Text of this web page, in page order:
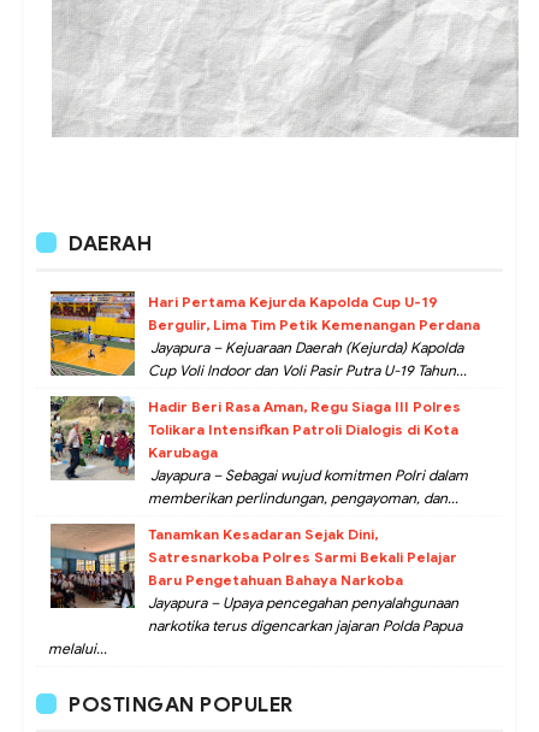
DAERAH
Hari Pertama Kejurda Kapolda Cup U-19
Bergulir, Lima Tim Petik Kemenangan Perdana
Jayapura – Kejuaraan Daerah (Kejurda) Kapolda
Cup Voli Indoor dan Voli Pasir Putra U-19 Tahun...
Hadir Beri Rasa Aman, Regu Siaga III Polres
Tolikara Intensifkan Patroli Dialogis di Kota
Karubaga
Jayapura – Sebagai wujud komitmen Polri dalam
memberikan perlindungan, pengayoman, dan...
Tanamkan Kesadaran Sejak Dini,
Satresnarkoba Polres Sarmi Bekali Pelajar
Baru Pengetahuan Bahaya Narkoba
Jayapura – Upaya pencegahan penyalahgunaan
narkotika terus digencarkan jajaran Polda Papua
melalui...
POSTINGAN POPULER